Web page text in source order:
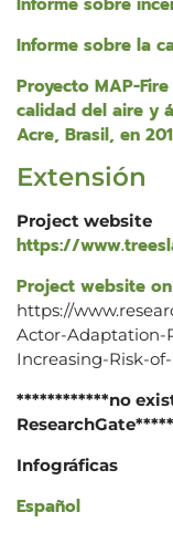
Informe sobre la
Proyecto MAP-
calidad del aire y
Acre, Brasil, en
Extensión
Project website
https://
Project website
https://
Actor-Adaptation-
Increasing-Risk-
************no
Infográficas
Español